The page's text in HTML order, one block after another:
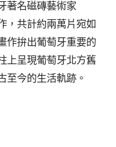
著名磁磚藝術家
，共計約兩萬片宛如
作拚出葡萄牙重要的
上呈現葡萄牙北方舊
至今的生活軌跡。